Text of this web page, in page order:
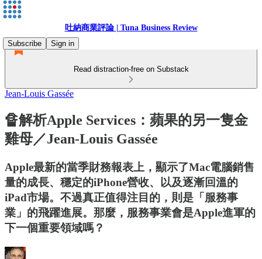
吐納商業評論 | Tuna Business Review
Subscribe
Sign in
Read distraction-free on Substack
Jean-Louis Gassée
🔏解析Apple Services：蘋果的另一隻金
雞母／Jean-Louis Gassée
Apple最新的當季財務報表上，顯示了Mac電腦銷售
量的成長、穩定的iPhone營收、以及逐漸回溫的
iPad市場。不過真正值得注目的，則是「服務事
業」的飛躍進展。那麼，服務事業會是Apple進軍的
下一個重要領域嗎？